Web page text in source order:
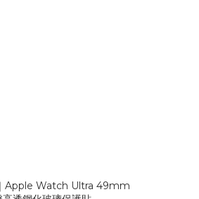
Apple Watch Ultra 49mm